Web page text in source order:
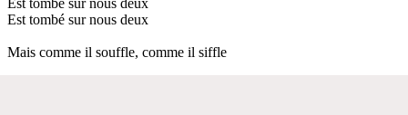
Est tombé sur nous deux
Mais comme il souffle, comme il siffle